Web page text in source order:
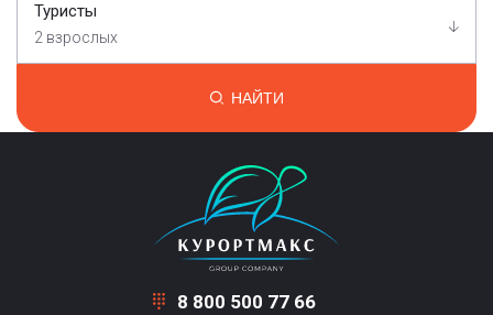
Туристы
2 взрослых
НАЙТИ
8 800 500 77 66